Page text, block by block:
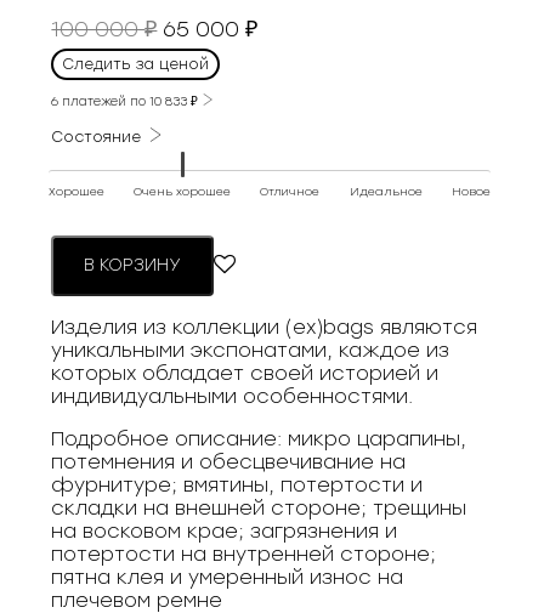
100 000₽ Первоначальная
цена
составляла
100
65 000₽Текущая
Следить за ценой
6 платежей по10 833₽
Состояние
Хорошее Очень хорошее Отличное Идеальное Новое
В КОРЗИНУ
Изделия из коллекции (ex)bags являются
уникальными экспонатами, каждое из
которых обладает своей историей и
индивидуальными особенностями.
Подробное описание: микро царапины,
потемнения и обесцвечивание на
фурнитуре; вмятины, потертости и
складки на внешней стороне; трещины
на восковом крае; загрязнения и
потертости на внутренней стороне;
пятна клея и умеренный износ на
плечевом ремне